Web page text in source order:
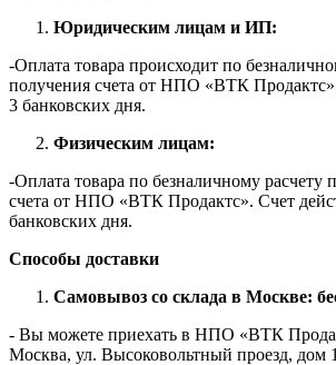
Юридическим лицам и ИП:
-Оплата товара происходит по
получения счета от НПО «ВТК
3 банковских дня.
Физическим лицам:
-Оплата товара по безналичному расчету
счета от НПО «ВТК Продактс». Счет
банковских дня.
Способы доставки
Самовывоз со склада в Москве:
- Вы можете приехать в НПО «ВТК
Москва, ул. Высоковольтный проезд, дом